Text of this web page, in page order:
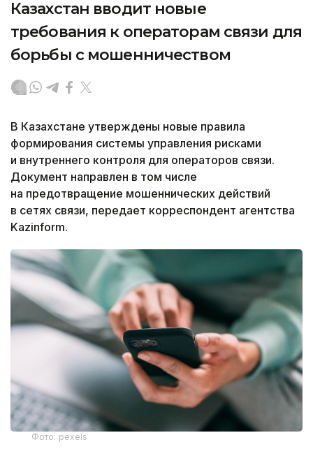
Казахстан вводит новые
требования к операторам связи для
борьбы с мошенничеством
В Казахстане утверждены новые правила
формирования системы управления рисками
и внутреннего контроля для операторов связи.
Документ направлен в том числе
на предотвращение мошеннических действий
в сетях связи, передает корреспондент агентства
Kazinform.
Фото: pexels